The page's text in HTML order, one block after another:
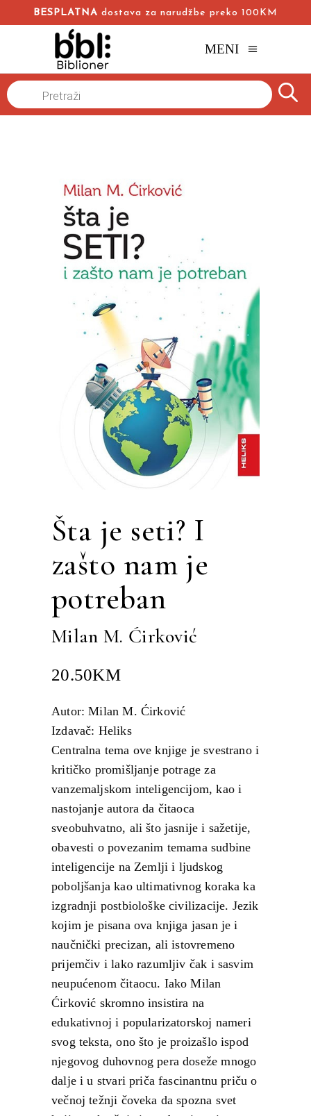
BESPLATNA dostava za narudžbe preko 100KM
MENI
Products
search
Šta je seti? I
zašto nam je
potreban
Milan M. Ćirković
20.50KM
Autor: Milan M. Ćirković
Izdavač: Heliks
Centralna tema ove knjige je svestrano i
kritičko promišljanje potrage za
vanzemaljskom inteligencijom, kao i
nastojanje autora da čitaoca
sveobuhvatno, ali što jasnije i sažetije,
obavesti o povezanim temama sudbine
inteligencije na Zemlji i ljudskog
poboljšanja kao ultimativnog koraka ka
izgradnji postbiološke civilizacije. Jezik
kojim je pisana ova knjiga jasan je i
naučnički precizan, ali istovremeno
prijemčiv i lako razumljiv čak i sasvim
neupućenom čitaocu. Iako Milan
Ćirković skromno insistira na
edukativnoj i popularizatorskoj nameri
svog teksta, ono što je proizašlo ispod
njegovog duhovnog pera doseže mnogo
dalje i u stvari priča fascinantnu priču o
večnoj težnji čoveka da spozna svet